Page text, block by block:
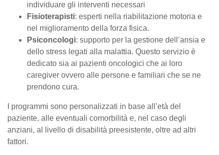
individuare gli interventi necessari
Fisioterapisti: esperti nella riabilitazione motoria e
nel miglioramento della forza fisica.
Psiconcologi: supporto per la gestione dell’ansia e
dello stress legati alla malattia. Questo servizio è
dedicato sia ai pazienti oncologici che ai loro
caregiver ovvero alle persone e familiari che se ne
prendono cura.
I programmi sono personalizzati in base all’età del
paziente, alle eventuali comorbilità e, nel caso degli
anziani, al livello di disabilità preesistente, oltre ad altri
fattori.